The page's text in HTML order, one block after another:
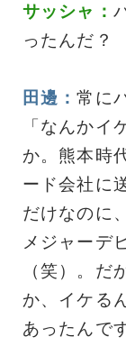
サッシャ：
ったんだ？
田邊：常に
「なんかイ
か。熊本時
ード会社に
だけなのに
メジャーデ
（笑）。だ
か、イケる
あったんで